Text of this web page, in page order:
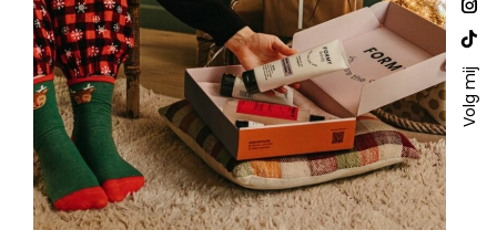
Volg mij
op:
in
in